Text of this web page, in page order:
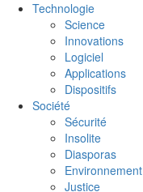
Technologie
Science
Innovations
Logiciel
Applications
Dispositifs
Société
Sécurité
Insolite
Diasporas
Environnement
Justice